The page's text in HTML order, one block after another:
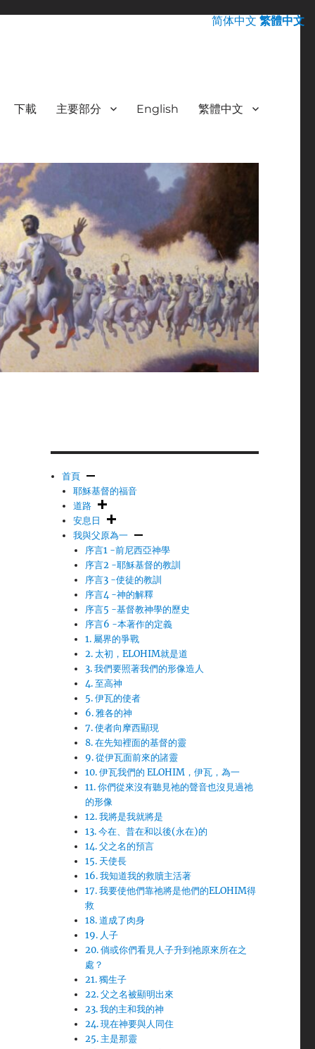
下載 主要部分 English 繁體中文
首頁
耶穌基督的福音
道路
安息日
我與父原為一
序言1 -前尼西亞神學
序言2 -耶穌基督的教訓
序言3 -使徒的教訓
序言4 -神的解釋
序言5 -基督教神學的歷史
序言6 -本著作的定義
1. 屬界的爭戰
2. 太初，ELOHIM就是道
3. 我們要照著我們的形像造人
4. 至高神
5. 伊瓦的使者
6. 雅各的神
7. 使者向摩西顯現
8. 在先知裡面的基督的靈
9. 從伊瓦面前來的諸靈
10. 伊瓦我們的 ELOHIM，伊瓦，為一
11. 你們從來沒有聽見祂的聲音也沒見過祂
的形像
12. 我將是我就將是
13. 今在、昔在和以後(永在)的
14. 父之名的預言
15. 天使長
16. 我知道我的救贖主活著
17. 我要使他們靠祂將是他們的ELOHIM得
救
18. 道成了肉身
19. 人子
20. 倘或你們看見人子升到祂原來所在之
處？
21. 獨生子
22. 父之名被顯明出來
23. 我的主和我的神
24. 現在神要與人同住
25. 主是那靈
简体中文 繁體中文